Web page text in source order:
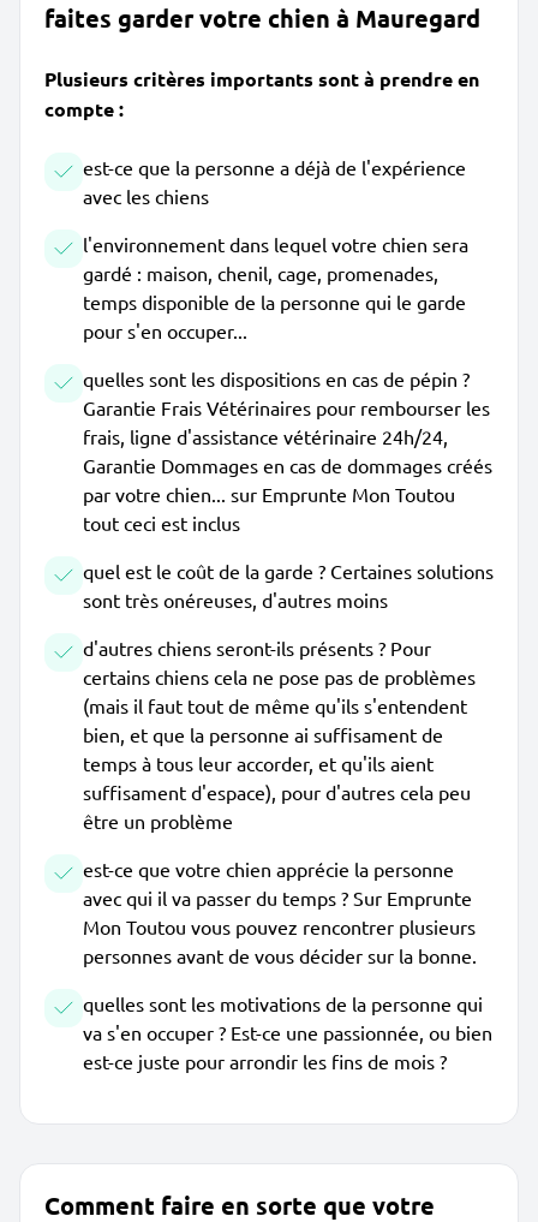
faites garder votre chien à Mauregard
Plusieurs critères importants sont à prendre en
compte :
est-ce que la personne a déjà de l'expérience
avec les chiens
l'environnement dans lequel votre chien sera
gardé : maison, chenil, cage, promenades,
temps disponible de la personne qui le garde
pour s'en occuper...
quelles sont les dispositions en cas de pépin ?
Garantie Frais Vétérinaires pour rembourser les
frais, ligne d'assistance vétérinaire 24h/24,
Garantie Dommages en cas de dommages créés
par votre chien... sur Emprunte Mon Toutou
tout ceci est inclus
quel est le coût de la garde ? Certaines solutions
sont très onéreuses, d'autres moins
d'autres chiens seront-ils présents ? Pour
certains chiens cela ne pose pas de problèmes
(mais il faut tout de même qu'ils s'entendent
bien, et que la personne ai suffisament de
temps à tous leur accorder, et qu'ils aient
suffisament d'espace), pour d'autres cela peu
être un problème
est-ce que votre chien apprécie la personne
avec qui il va passer du temps ? Sur Emprunte
Mon Toutou vous pouvez rencontrer plusieurs
personnes avant de vous décider sur la bonne.
quelles sont les motivations de la personne qui
va s'en occuper ? Est-ce une passionnée, ou bien
est-ce juste pour arrondir les fins de mois ?
Comment faire en sorte que votre